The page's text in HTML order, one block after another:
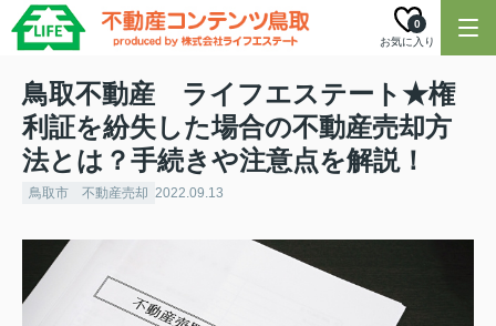
お気に入り
0
鳥取不動産 ライフエステート★権
利証を紛失した場合の不動産売却方
法とは？手続きや注意点を解説！
鳥取市 不動産売却 2022.09.13